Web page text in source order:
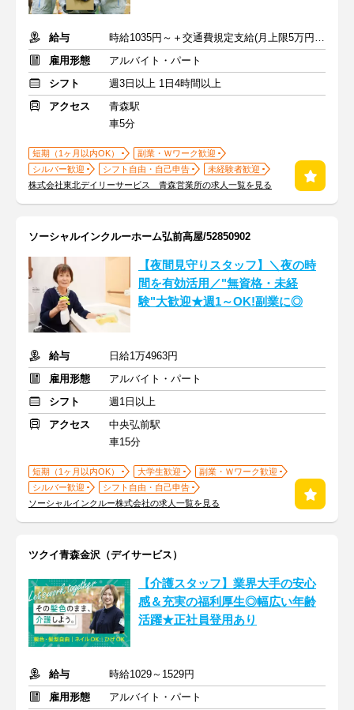
給与
時給1035円～＋交通費規定支給(月上限5万円まで)
雇用形態
アルバイト・パート
シフト
週3日以上 1日4時間以上
アクセス
青森駅
車5分
短期（1ヶ月以内OK）
副業・Ｗワーク歓迎
シルバー歓迎
シフト自由・自己申告
未経験者歓迎
株式会社東北デイリーサービス 青森営業所の求人一覧を見る
ソーシャルインクルーホーム弘前高屋/52850902
【夜間見守りスタッフ】＼夜の時
間を有効活用／"無資格・未経
験"大歓迎★週1～OK!副業に◎
給与
日給1万4963円
雇用形態
アルバイト・パート
シフト
週1日以上
アクセス
中央弘前駅
車15分
短期（1ヶ月以内OK） 大学生歓迎
副業・Ｗワーク歓迎
シルバー歓迎
シフト自由・自己申告
ソーシャルインクルー株式会社の求人一覧を見る
ツクイ青森金沢（デイサービス）
【介護スタッフ】業界大手の安心
感＆充実の福利厚生◎幅広い年齢
活躍★正社員登用あり
給与
時給1029～1529円
雇用形態
アルバイト・パート